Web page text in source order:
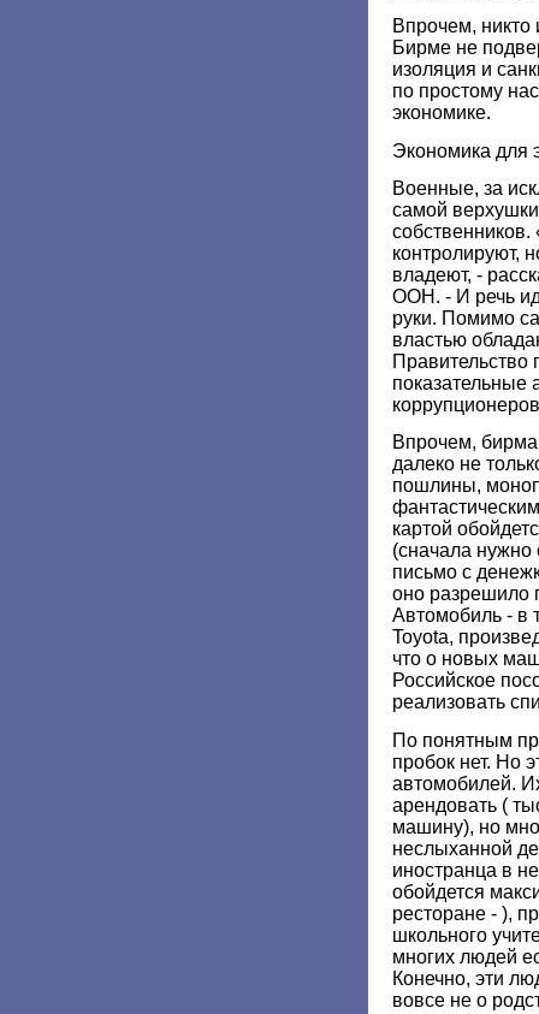
Впрочем, никто
Бирме не
изоляция и
по простому
экономике.
Экономика для
Военные, за
самой
контролируют,
владеют, -
ООН. - И речь
руки. Помимо
властью
Правительство
показательные
Впрочем,
далеко не
пошлины,
картой
(сначала нужно
письмо с
оно разрешило
Автомобиль - в
Toyota,
что о новых
Российское
реализовать
По понятным
пробок нет. Но
автомобилей.
арендовать (
машину), но
неслыханной
иностранца в
обойдется
ресторане - ),
школьного
многих людей
Конечно, эти
вовсе не о